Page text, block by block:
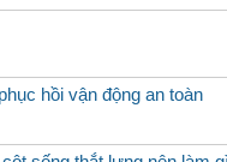
hồi vận động an toàn